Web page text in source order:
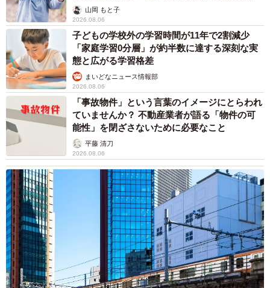
出し…山岡 もと子
2026.08.06
子どもの学校外の学習時間が11年で2割減少
「家庭学習0分層」が約半数に達する深刻な実
態と広がる学習格差
まいどなニュース情報部
2026.08.06
「事故物件」という言葉のイメージにとらわれ
ていませんか？ 不動産業者が語る「物件の可
能性」を閉ざさないために必要なこと
平藤 清刀
2026.08.06